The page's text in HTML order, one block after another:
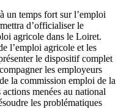
un temps fort sur l’emploi
d’officialiser le
agricole dans le Loiret.
l’emploi a gricole et les
le dispositif complet
les employeurs
la commission emploi de la
menées au national
les problématiques